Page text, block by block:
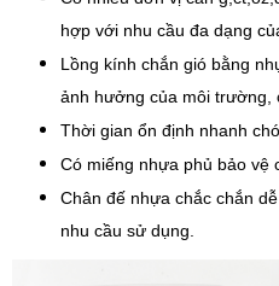
hợp với nhu cầu đa dạng
Lồng kính chắn gió bằng
ảnh hưởng của môi trường,
Thời gian ổn định nhanh
Có miếng nhựa phủ bảo vệ
Chân đế nhựa chắc chắn
nhu cầu sử dụng.